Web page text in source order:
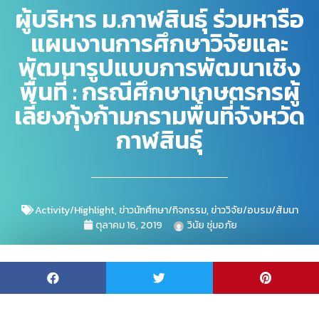
ผู้บริหาร ม.กาฬสินธุ์ ร่วมหารือ
แผนงานการศึกษาวิจัยและ
พัฒนารูปแบบการพัฒนาเชิง
พื้นที่ : กรณีศึกษาเกษตรกรผู้
เลี้ยงกุ้งก้ามกรามพื้นที่จังหวัด
กาฬสินธุ์
Activity/Highlight,ข่าวนักศึกษา/กิจกรรม,ข่าววิจัย/อบรม/สัมนา
ตุลาคม 16, 2019
วินัย ชุ่มอภัย